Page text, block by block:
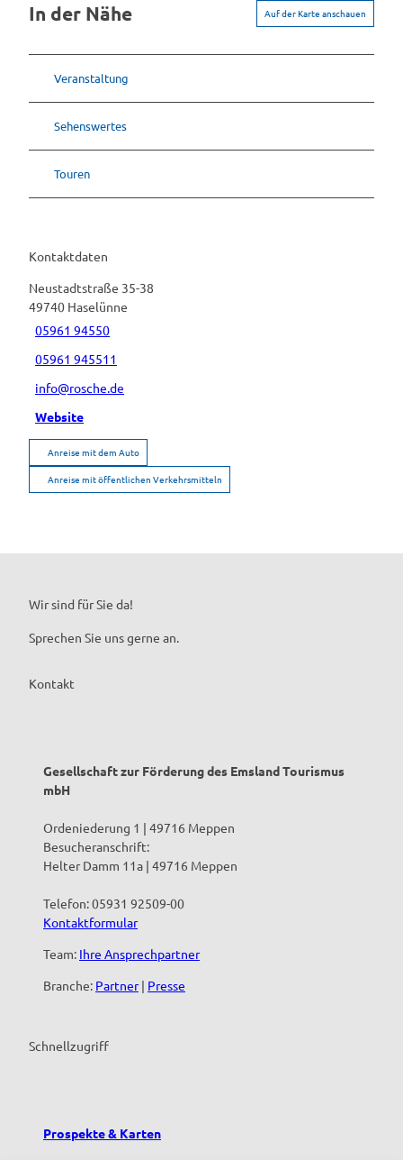
In der Nähe Auf der Karte anschauen
Veranstaltung
Sehenswertes
Touren
Kontaktdaten
Neustadtstraße 35-38
49740 Haselünne
05961 94550
05961 945511
info@rosche.de
Website
Anreise mit dem Auto
Anreise mit öffentlichen Verkehrsmitteln
Wir sind für Sie da!
Sprechen Sie uns gerne an.
Kontakt
Gesellschaft zur Förderung des Emsland Tourismus
mbH
Ordeniederung 1 | 49716 Meppen
Besucheranschrift:
Helter Damm 11a | 49716 Meppen
Telefon: 05931 92509-00
Kontaktformular
Team: Ihre Ansprechpartner
Branche: Partner| Presse
Schnellzugriff
Prospekte & Karten